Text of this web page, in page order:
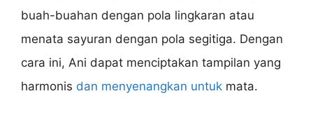
buah-buahan dengan pola lingkaran atau
menata sayuran dengan pola segitiga. Dengan
cara ini, Ani dapat menciptakan tampilan yang
harmonis dan menyenangkan untuk mata.